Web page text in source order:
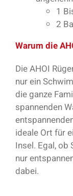
1
2
Warum die
Die AHOI
nur ein
die ganze
spannenden
ideale Ort für
Insel. Egal, ob
nur
dabei.